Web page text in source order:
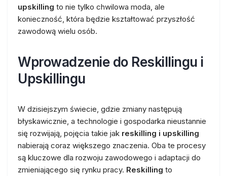
upskilling to nie tylko chwilowa moda, ale
konieczność, która będzie kształtować przyszłość
zawodową wielu osób.
Wprowadzenie do Reskillingu i
Upskillingu
W dzisiejszym świecie, gdzie zmiany następują
błyskawicznie, a technologie i gospodarka nieustannie
się rozwijają, pojęcia takie jak reskilling i upskilling
nabierają coraz większego znaczenia. Oba te procesy
są kluczowe dla rozwoju zawodowego i adaptacji do
zmieniającego się rynku pracy. Reskilling to